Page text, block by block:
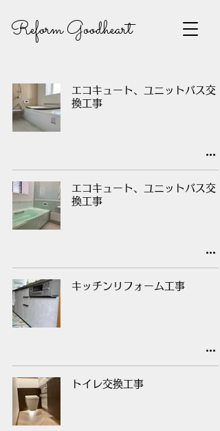
Reform Goodheart
エコキュート、ユニットバス交
換工事
エコキュート、ユニットバス交
換工事
キッチンリフォーム工事
トイレ交換工事